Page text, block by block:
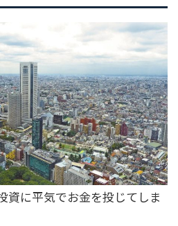
資に平気でお金を投じてしま